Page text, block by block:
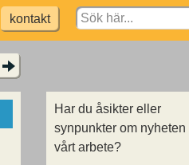
kontakt
Search
for:
Har du åsikter eller
synpunkter om nyheten
vårt arbete?